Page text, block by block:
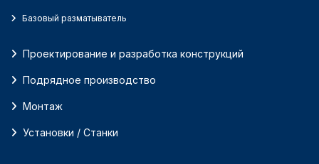
Базовый разматыватель
Проектирование и разработка конструкций
Подрядное производство
Монтаж
Установки / Станки